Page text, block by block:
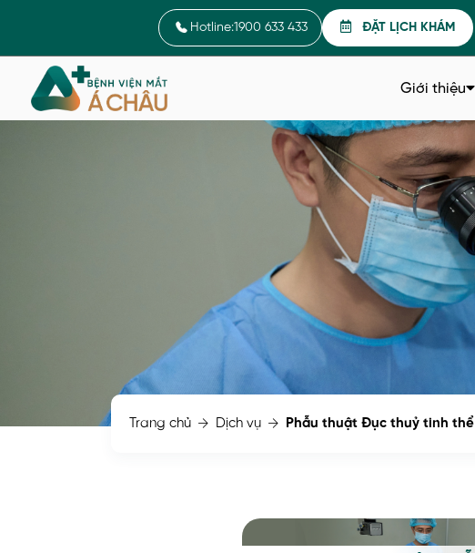
Hotline:1900 633 433 ĐẶT LỊCH KHÁM
Giới thiệu
Trang chủ Dịch vụ Phẫu thuật Đục thuỷ tinh thể